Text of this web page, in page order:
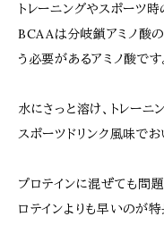
トレーニングやスポーツ
BCAAは分岐鎖アミノ酸
う必要があるアミノ酸です
水にさっと溶け、トレー
スポーツドリンク風味で
プロテインに混ぜても問
ロテインよりも早いのが特